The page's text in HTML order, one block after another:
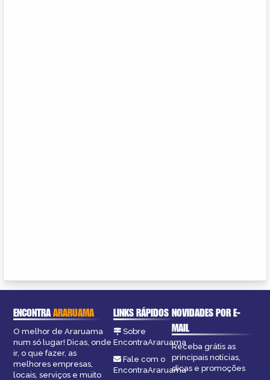
ENCONTRAARARUAMA
O melhor de Araruama
num só lugar! Dicas, onde
ir, o que fazer, as
melhores empresas,
locais, serviços e muito
LINKS RÁPIDOS
Sobre
EncontraAraruama
Fale com o
EncontraAraruama
NOVIDADES POR E-
MAIL
Receba grátis as
principais notícias,
dicas e promoções